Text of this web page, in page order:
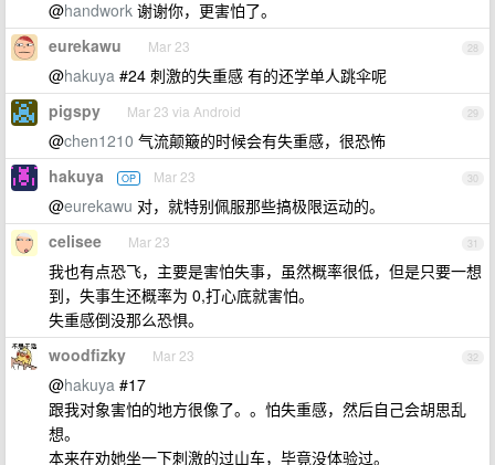
@handwork 谢谢你，更害怕了。
28
eurekawu Mar 23
@hakuya #24 刺激的失重感 有的还学单人跳伞呢
29
pigspy Mar 23 via Android
@chen1210 气流颠簸的时候会有失重感，很恐怖
30
hakuya OP Mar 23
@eurekawu 对，就特别佩服那些搞极限运动的。
31
celisee Mar 23
我也有点恐飞，主要是害怕失事，虽然概率很低，但是只要一想
到，失事生还概率为 0,打心底就害怕。
失重感倒没那么恐惧。
32
woodfizky Mar 23
@hakuya #17
跟我对象害怕的地方很像了。。怕失重感，然后自己会胡思乱
想。
本来在劝她坐一下刺激的过山车，毕竟没体验过。